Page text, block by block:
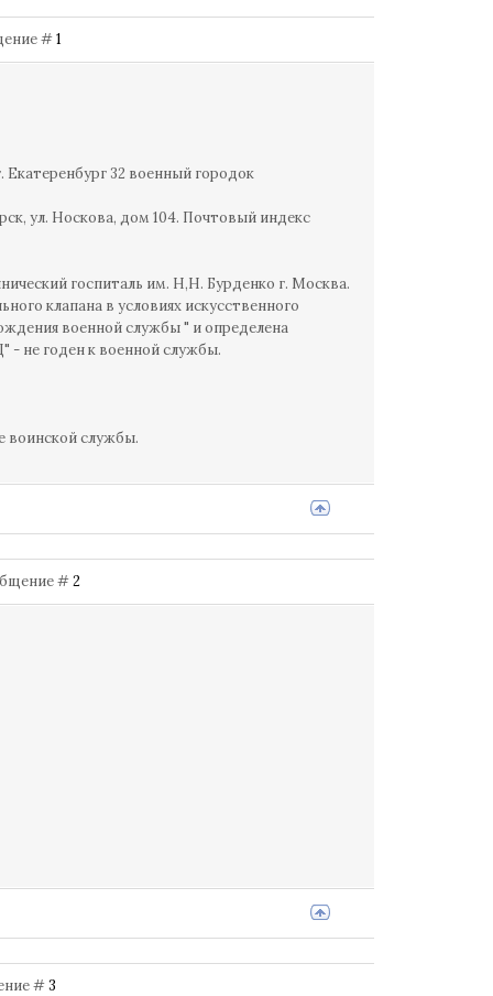
#1
32 военный городок
ул. Носкова, дом 104. Почтовый индекс
госпиталь им. Н,Н. Бурденко г. Москва.
клапана в условиях искусственного
военной службы " и определена
- не годен к военной службы.
воинской службы.
#2
#3